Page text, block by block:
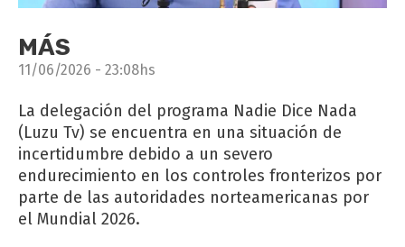
MÁS
11/06/2026 - 23:08hs
La delegación del programa Nadie Dice Nada
(Luzu Tv) se encuentra en una situación de
incertidumbre debido a un severo
endurecimiento en los controles fronterizos por
parte de las autoridades norteamericanas por
el Mundial 2026.